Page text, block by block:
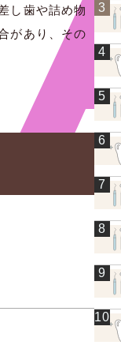
し歯や詰め物
があり、その
3
4
5
6
7
8
9
10